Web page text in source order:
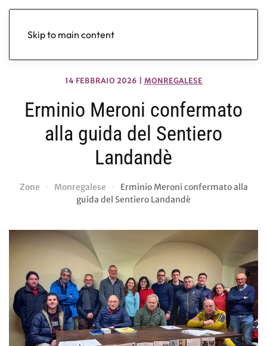
Skip to main content
14 FEBBRAIO 2026 MONREGALESE
Erminio Meroni confermato
alla guida del Sentiero
Landandè
Zone Monregalese
Erminio Meroni confermato alla
guida del Sentiero Landandè